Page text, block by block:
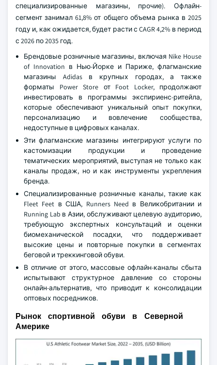
специализированные магазины, прочие). Офлайн-
сегмент занимал 61,8% от общего объема рынка в 2025
году и, как ожидается, будет расти с CAGR 4,2% в период
с 2026 по 2035 год.
Брендовые розничные магазины, включая Nike House
of Innovation в Нью-Йорке и Париже, флагманские
магазины Adidas в крупных городах, а также
форматы Power Store от Foot Locker, продолжают
инвестировать в программы экспириенс-ритейла,
которые обеспечивают уникальный опыт покупки,
персонализацию и вовлечение сообщества,
недоступные в цифровых каналах.
Эти флагманские магазины интегрируют услуги по
кастомизации продукции и проведение
тематических мероприятий, выступая не только как
каналы продаж, но и как инструменты укрепления
бренда.
Специализированные розничные каналы, такие как
Fleet Feet в США, Runners Need в Великобритании и
Running Lab в Азии, обслуживают целевую аудиторию,
требующую экспертных консультаций и оценки
биомеханической посадки, что поддерживает
высокие цены и повторные покупки в сегментах
беговой и треккинговой обуви.
В отличие от этого, массовые офлайн-каналы сбыта
испытывают структурное давление со стороны
онлайн-альтернатив, что приводит к консолидации
оптовых посредников.
Рынок спортивной обуви в Северной
Америке